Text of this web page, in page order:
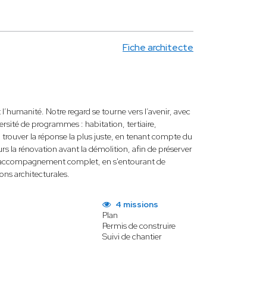
Fiche architecte
Notre regard se tourne vers l’avenir, avec
de programmes : habitation, tertiaire,
la réponse la plus juste, en tenant compte du
la rénovation avant la démolition, afin de préserver
complet, en s'entourant de
architecturales.
4 missions
Plan
Permis de construire
Suivi de chantier